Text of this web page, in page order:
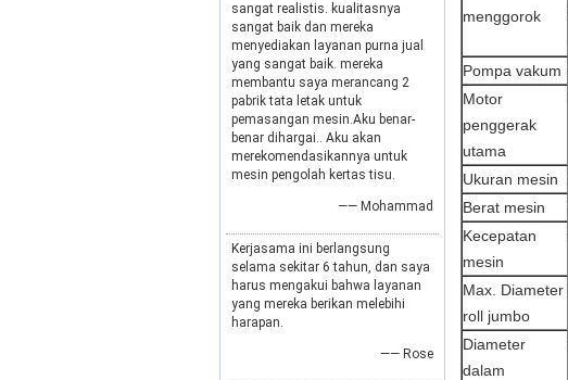
sangat realistis. kualitasnya
sangat baik dan mereka
menyediakan layanan purna jual
yang sangat baik. mereka
membantu saya merancang 2
pabrik tata letak untuk
pemasangan mesin.Aku benar-
benar dihargai.. Aku akan
merekomendasikannya untuk
mesin pengolah kertas tisu.
—— Mohammad
Kerjasama ini berlangsung
selama sekitar 6 tahun, dan saya
harus mengakui bahwa layanan
yang mereka berikan melebihi
harapan.
—— Rose
menggorok
Pompa vakum
Motor
penggerak
utama
Ukuran mesin
Berat mesin
Kecepatan
mesin
Max. Diameter
roll jumbo
Diameter
dalam